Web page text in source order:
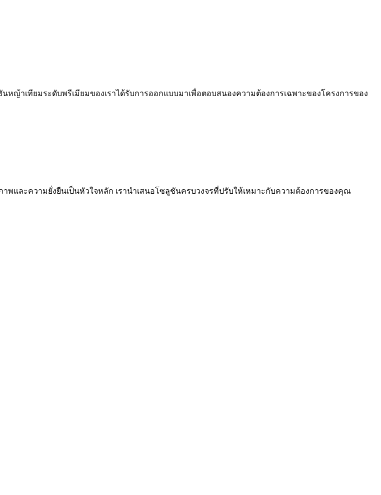
ญ้าเทียมระดับพรีเมียมของเราได้รับการออกแบบมาเพื่อตอบสนองความต้องการเฉพาะของโครงการของ
พและความยั่งยืนเป็นหัวใจหลัก เรานำเสนอโซลูชันครบวงจรที่ปรับให้เหมาะกับความต้องการของคุณ